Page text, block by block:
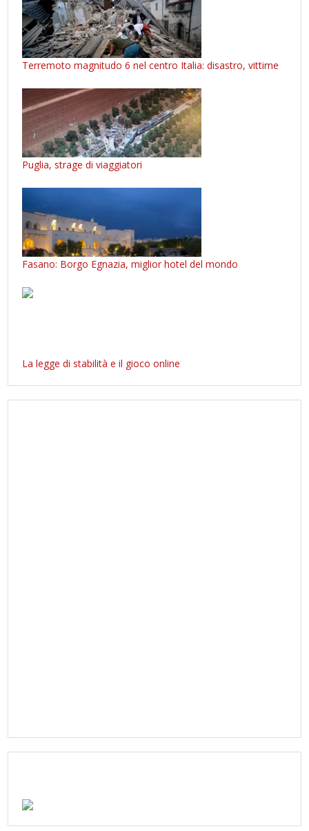
Terremoto magnitudo 6 nel centro Italia: disastro, vittime
Puglia, strage di viaggiatori
Fasano: Borgo Egnazia, miglior hotel del mondo
La legge di stabilità e il gioco online